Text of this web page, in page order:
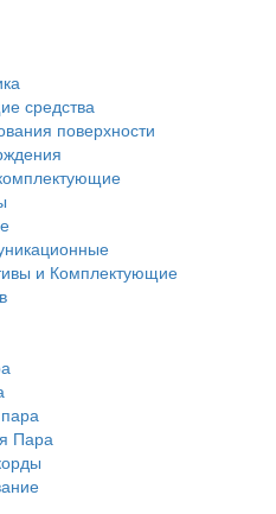
средства
поверхности
и Комплектующие
Пара